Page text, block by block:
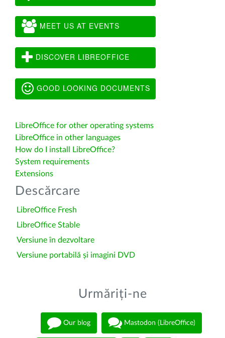
MEET US AT EVENTS
DISCOVER LIBREOFFICE
GOOD LOOKING DOCUMENTS
LibreOffice for other operating systems
LibreOffice in other languages
How do I install LibreOffice?
System requirements
Extensions
Descărcare
LibreOffice Fresh
LibreOffice Stable
Versiune în dezvoltare
Versiune portabilă și imagini DVD
Urmăriți-ne
Our blog Mastodon (LibreOffice)